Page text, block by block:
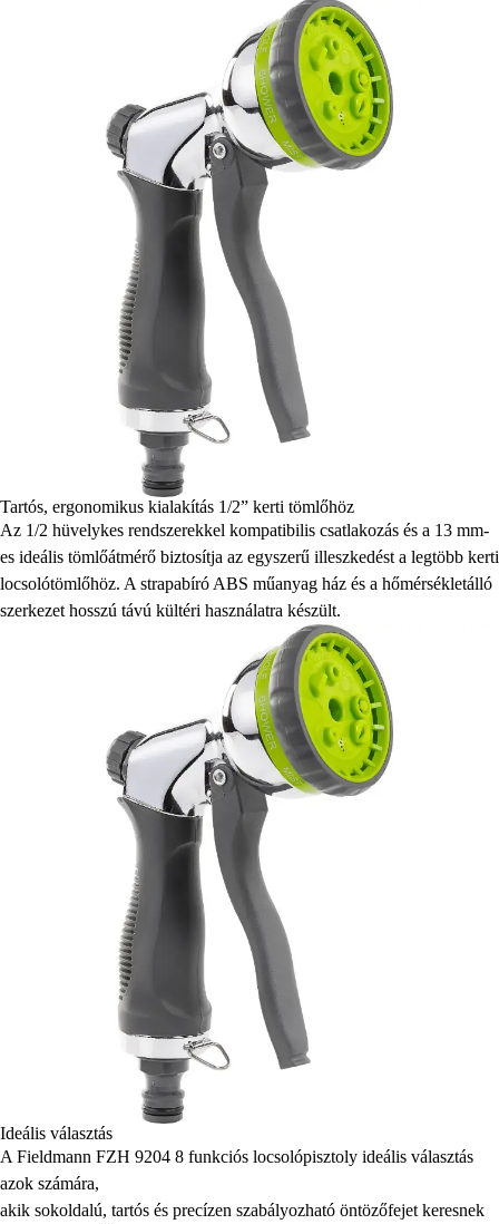
Tartós, ergonomikus kialakítás 1/2” kerti tömlőhöz
Az 1/2 hüvelykes rendszerekkel kompatibilis csatlakozás és a 13 mm-
es ideális tömlőátmérő biztosítja az egyszerű illeszkedést a legtöbb kerti
locsolótömlőhöz. A strapabíró ABS műanyag ház és a hőmérsékletálló
szerkezet hosszú távú kültéri használatra készült.
Ideális választás
A Fieldmann FZH 9204 8 funkciós locsolópisztoly ideális választás
azok számára,
akik sokoldalú, tartós és precízen szabályozható öntözőfejet keresnek